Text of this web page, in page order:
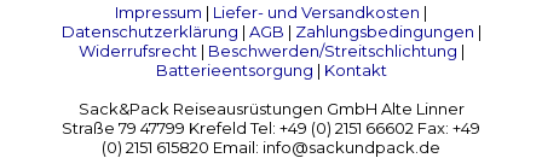
Impressum | Liefer- und Versandkosten |
Datenschutzerklärung | AGB | Zahlungsbedingungen |
Widerrufsrecht | Beschwerden/Streitschlichtung |
Batterieentsorgung | Kontakt
Sack&Pack Reiseausrüstungen GmbH Alte Linner
Straße 79 47799 Krefeld Tel: +49 (0) 2151 66602 Fax: +49
(0) 2151 615820 Email: info@sackundpack.de